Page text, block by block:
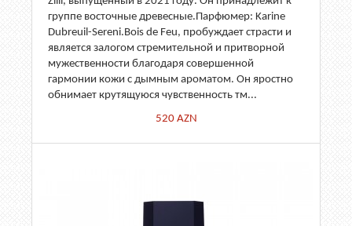
группе восточные древесные.Парфюмер: Karine
Dubreuil-Sereni.Bois de Feu, пробуждает страсти и
является залогом стремительной и притворной
мужественности благодаря совершенной
гармонии кожи с дымным ароматом. Он яростно
обнимает крутящуюся чувственность тм...
520AZN